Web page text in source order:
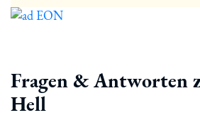
Fragen & Antworten
Hell